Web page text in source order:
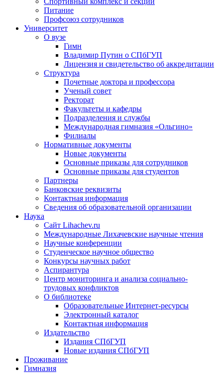
Питание
Профсоюз сотрудников
Университет
О вузе
Гимн
Владимир Путин о СПбГУП
Лицензия и свидетельство об аккредитации
Структура
Почетные доктора и профессора
Ученый совет
Ректорат
Факультеты и кафедры
Подразделения и службы
Международная гимназия «Ольгино»
Филиалы
Нормативные документы
Новые документы
Основные приказы для сотрудников
Основные приказы для студентов
Партнеры
Банковские реквизиты
Контактная информация
Сведения об образовательной организации
Наука
Сайт Lihachev.ru
Международные Лихачевские научные чтения
Научные конференции
Студенческое научное общество
Конкурсы научных работ
Аспирантура
Центр мониторинга и анализа социально-
трудовых конфликтов
О библиотеке
Образовательные Интернет-ресурсы
Электронный каталог
Контактная информация
Издательство
Издания СПбГУП
Новые издания СПбГУП
Проживание
Гимназия